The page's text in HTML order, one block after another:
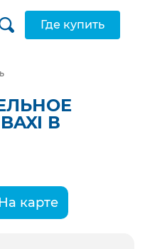
Где купить
В
На карте